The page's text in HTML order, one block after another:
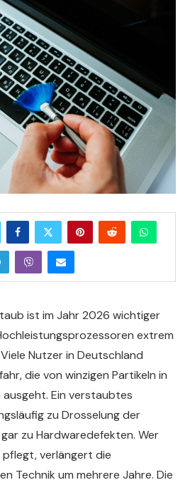
ist im Jahr 2026 wichtiger
extrem
Nutzer in Deutschland
die von winzigen Partikeln in
Ein verstaubtes
zu Drosselung der
zu Hardwaredefekten. Wer
verlängert die
Technik um mehrere Jahre. Die